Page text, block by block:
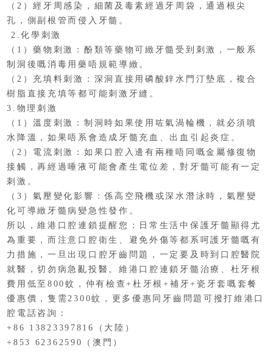
（2）經牙周感染，細菌及毒素經過牙周袋，通過根尖
孔，側副根管而侵入牙髓。
2.化學刺激
（1）藥物刺激：酚類等藥物可緻牙髓受到刺激，一般系
制洞後嘅消毒用藥唔規範導緻。
（2）充填料刺激：深洞直接用磷酸鋅水門汀墊底，複合
樹脂直接充填等都可能刺激牙縫。
3.物理刺激
（1）溫度刺激：制洞時如果使用咗氣渦輪機，就必須噴
水降溫，如果唔系會造成牙髓充血、出血引起炎症。
（2）電流刺激：如果口腔入邊有兩種唔同嘅金屬修復物
接觸，再經過唾液可能會產生電位差，對牙髓可能有一定
刺激。
（3）氣壓變化影響：係高空飛機或深水潛泳時，氣壓變
化可導緻牙髓病變急性發作。
所以，維港口腔連鎖提醒您：日常生活中保護牙髓顯得尤
為重要，而注意口腔衛生、避免外傷等都系呵護牙髓嘅有
力措施，一旦出現口腔牙齒問題，一定要及時到口腔醫院
就醫，切勿病急亂投醫。維港口腔連鎖牙髓治療、杜牙根
費用低至800蚊，仲有檢查+杜牙根+補牙+瓷牙套嘅套餐
優惠價，隻需2300蚊，更多優惠同牙齒問題可撥打維港口
腔電話咨詢：
+86 13823397816（大陸）
+853 62362590（澳門）